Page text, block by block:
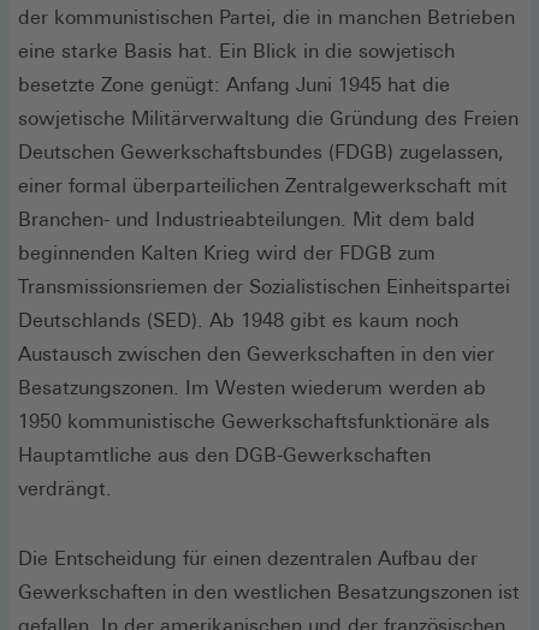
der kommunistischen Partei, die in manchen Betrieben
eine starke Basis hat. Ein Blick in die sowjetisch
besetzte Zone genügt: Anfang Juni 1945 hat die
sowjetische Militärverwaltung die Gründung des Freien
Deutschen Gewerkschaftsbundes (FDGB) zugelassen,
einer formal überparteilichen Zentralgewerkschaft mit
Branchen- und Industrieabteilungen. Mit dem bald
beginnenden Kalten Krieg wird der FDGB zum
Transmissionsriemen der Sozialistischen Einheitspartei
Deutschlands (SED). Ab 1948 gibt es kaum noch
Austausch zwischen den Gewerkschaften in den vier
Besatzungszonen. Im Westen wiederum werden ab
1950 kommunistische Gewerkschaftsfunktionäre als
Hauptamtliche aus den DGB-Gewerkschaften
verdrängt.
Die Entscheidung für einen dezentralen Aufbau der
Gewerkschaften in den westlichen Besatzungszonen ist